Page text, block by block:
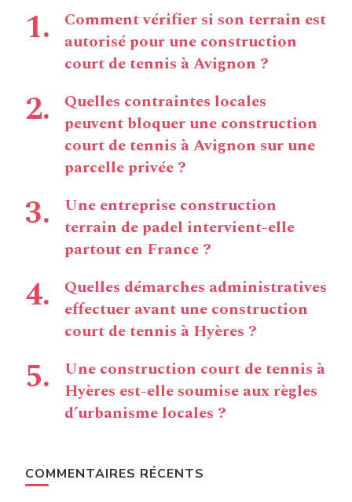
Comment vérifier si son terrain est
autorisé pour une construction
court de tennis à Avignon ?
Quelles contraintes locales
peuvent bloquer une construction
court de tennis à Avignon sur une
parcelle privée ?
Une entreprise construction
terrain de padel intervient-elle
partout en France ?
Quelles démarches administratives
effectuer avant une construction
court de tennis à Hyères ?
Une construction court de tennis à
Hyères est-elle soumise aux règles
d’urbanisme locales ?
COMMENTAIRES RÉCENTS